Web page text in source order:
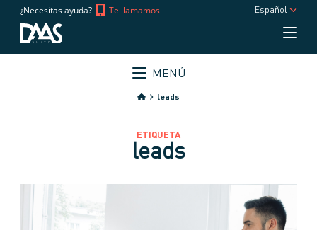
¿Necesitas ayuda? Te llamamos Español
MENÚ
leads
ETIQUETA
leads